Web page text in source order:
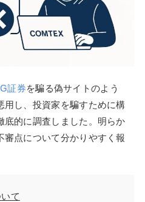
証券を騙る偽サイトのよう
用し、投資家を騙すために構
底的に調査しました。明らか
審点について分かりやすく報
て